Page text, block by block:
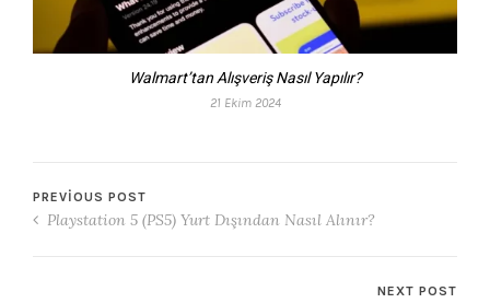
Walmart’tan Alışveriş Nasıl Yapılır?
21 Ekim 2024
PREVIOUS POST
Playstation 5 (PS5) Yurt Dışından Nasıl Alınır?
NEXT POST